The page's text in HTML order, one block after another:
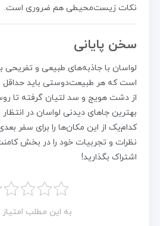
نکات زیست‌محیطی هم ضروری است.
سخن پایانی
لواسان با جاذبه‌های طبیعی و
است که هر طبیعت‌دوستی باید حداقل
از دشت هویج و سد لتیان گرفته تا
بهترین جاهای دیدنی لواسان در
کدام‌یک از این مکان‌ها را برای سفر
نظرات و تجربیات خود را در بخش
اشتراک بگذارید!
به این مطلب